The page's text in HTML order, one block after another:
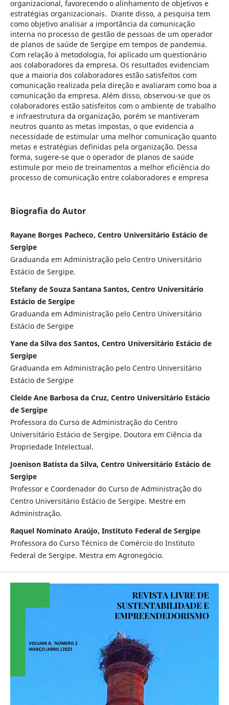
organizacional, favorecendo o alinhamento de objetivos e
estratégias organizacionais. Diante disso, a pesquisa tem
como objetivo analisar a importância da comunicação
interna no processo de gestão de pessoas de um operador
de planos de saúde de Sergipe em tempos de pandemia.
Com relação à metodologia, foi aplicado um questionário
aos colaboradores da empresa. Os resultados evidenciam
que a maioria dos colaboradores estão satisfeitos com
comunicação realizada pela direção e avaliaram como boa a
comunicação da empresa. Além disso, observou-se que os
colaboradores estão satisfeitos com o ambiente de trabalho
e infraestrutura da organização, porém se mantiveram
neutros quanto as metas impostas, o que evidencia a
necessidade de estimular uma melhor comunicação quanto
metas e estratégias definidas pela organização. Dessa
forma, sugere-se que o operador de planos de saúde
estimule por meio de treinamentos a melhor eficiência do
processo de comunicação entre colaboradores e empresa
Biografia do Autor
Rayane Borges Pacheco, Centro Universitário Estácio de
Sergipe
Graduanda em Administração pelo Centro Universitário
Estácio de Sergipe.
Stefany de Souza Santana Santos, Centro Universitário
Estácio de Sergipe
Graduanda em Administração pelo Centro Universitário
Estácio de Sergipe
Yane da Silva dos Santos, Centro Universitário Estácio de
Sergipe
Graduanda em Administração pelo Centro Universitário
Estácio de Sergipe
Cleide Ane Barbosa da Cruz, Centro Universitário Estácio
de Sergipe
Professora do Curso de Administração do Centro
Universitário Estácio de Sergipe. Doutora em Ciência da
Propriedade Intelectual.
Joenison Batista da Silva, Centro Universitário Estácio de
Sergipe
Professor e Coordenador do Curso de Administração do
Centro Universitário Estácio de Sergipe. Mestre em
Administração.
Raquel Nominato Araújo, Instituto Federal de Sergipe
Professora do Curso Técnico de Comércio do Instituto
Federal de Sergipe. Mestra em Agronegócio.